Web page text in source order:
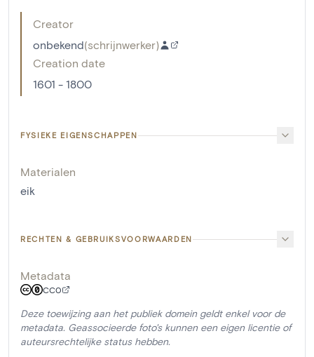
Creator
onbekend(schrijnwerker)
Creation date
1601 - 1800
FYSIEKE EIGENSCHAPPEN
Materialen
eik
RECHTEN & GEBRUIKSVOORWAARDEN
Metadata
CC0
Deze toewijzing aan het publiek domein geldt enkel voor de
metadata. Geassocieerde foto's kunnen een eigen licentie of
auteursrechtelijke status hebben.